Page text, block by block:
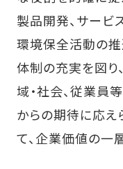
製品開発、サービ
環境保全活動の推
体制の充実を図り
域・社会、従業員
からの期待に応
て、企業価値の一